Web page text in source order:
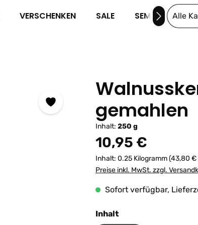
VERSCHENKEN SALE SEMINAREAlle
gemahlen
Inhalt: 250 g
Regulärer Preis:
10,95 €
Inhalt: 0.25 Kilogramm(43,80 €
Preise inkl. MwSt. zzgl.
Sofort verfügbar,
Inhaltauswählen